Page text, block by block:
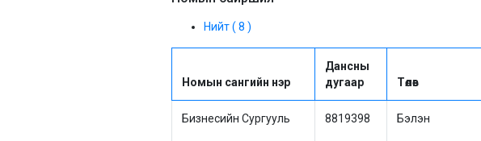
Нийт ( 8 )
Номын сангийн нэр
Дансны
дугаар
Төлөв
Бизнесийн Сургууль 8819398 Бэлэн